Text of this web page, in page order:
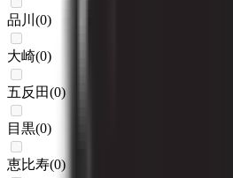
品川 (0)
大崎(0)
五反田(0)
目黒(0)
恵比寿(0)